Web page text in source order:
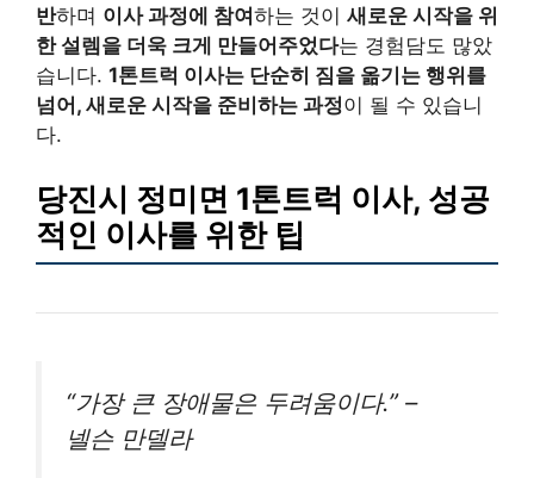
반하며 이사 과정에 참여 하는 것이 새로운 시작을 위
한 설렘을 더욱 크게 만들어주었다는 경험담도 많았
습니다. 1톤트럭 이사는 단순히 짐을 옮기는 행위를
넘어, 새로운 시작을 준비하는 과정이 될 수 있습니
다.
당진시 정미면 1톤트럭 이사, 성공
적인 이사를 위한 팁
“가장 큰 장애물은 두려움이다.” –
넬슨 만델라